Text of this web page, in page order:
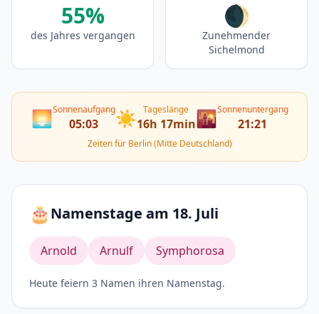
55%
des Jahres vergangen
🌒
Zunehmender
Sichelmond
🌅Sonnenaufgang
05:03 ☀️ Tageslänge
16h 17min🌇Sonnenuntergang
21:21
Zeiten für Berlin (Mitte Deutschland)
🎂Namenstage am 18. Juli
Arnold Arnulf Symphorosa
Heute feiern 3 Namen ihren Namenstag.